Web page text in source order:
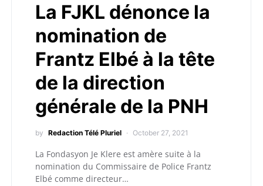
La FJKL dénonce la
nomination de
Frantz Elbé à la tête
de la direction
générale de la PNH
by Redaction Télé Pluriel October 27, 2021
La Fondasyon Je Klere est amère suite à la
nomination du Commissaire de Police Frantz
Elbé comme directeur…